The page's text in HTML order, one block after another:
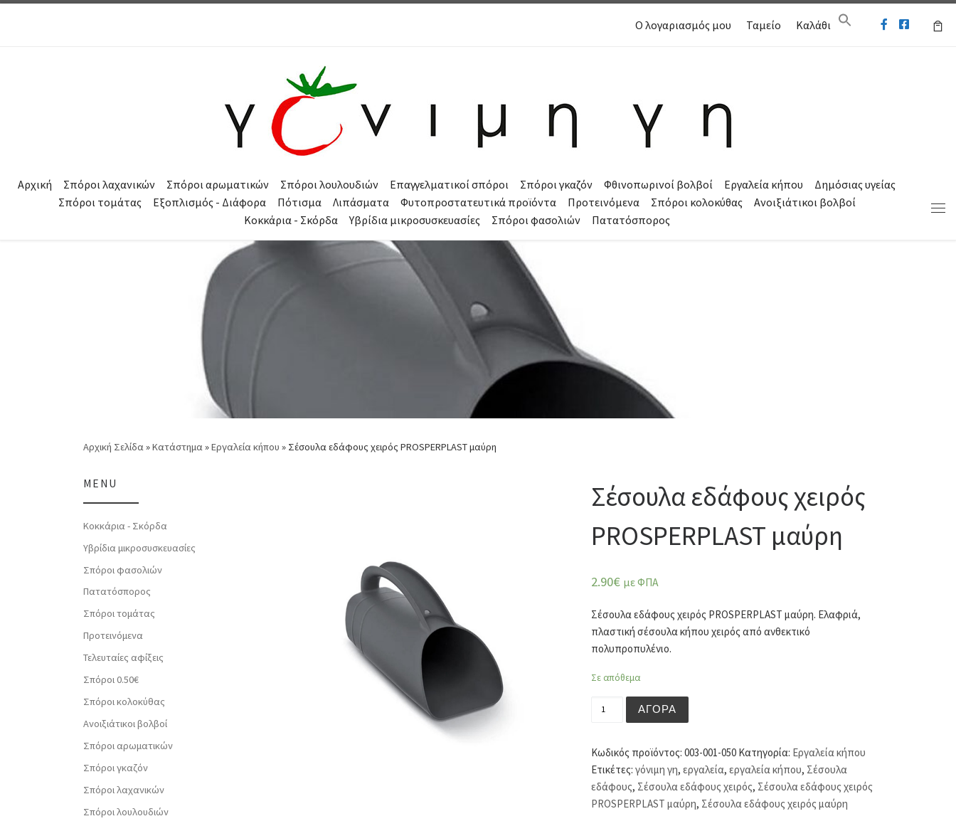
Ο λογαριασμός μου Ταμείο Καλάθι
Αρχική Σπόροι λαχανικών Σπόροι αρωματικών Σπόροι λουλουδιών Επαγγελματικοί σπόροι Σπόροι γκαζόν Φθινοπωρινοί βολβοί Εργαλεία κήπου
Δημόσιας υγείας
Σπόροι τομάτας
Εξοπλισμός - Διάφορα Πότισμα Λιπάσματα Φυτοπροστατευτικά προϊόντα Προτεινόμενα Σπόροι κολοκύθας
Ανοιξιάτικοι βολβοί
Κοκκάρια - Σκόρδα
Υβρίδια μικροσυσκευασίες Σπόροι φασολιών Πατατόσπορος
Αρχική Σελίδα »Κατάστημα »Εργαλεία κήπου » Σέσουλα εδάφους χειρός PROSPERPLAST μαύρη
Σέσουλα εδάφους χειρός
PROSPERPLAST μαύρη
2.90€ με ΦΠΑ
Σέσουλα εδάφους χειρός PROSPERPLAST μαύρη. Ελαφριά,
πλαστική σέσουλα κήπου χειρός από ανθεκτικό
πολυπροπυλένιο.
Σε απόθεμα
Σέσουλα εδάφους χειρός PROSPERPLAST μαύρη ποσότητα
ΑΓΟΡΆ
Κωδικός προϊόντος: 003-001-050 Κατηγορία: Εργαλεία κήπου
Ετικέτες: γόνιμη γη, εργαλεία, εργαλεία κήπου, Σέσουλα
εδάφους, Σέσουλα εδάφους χειρός, Σέσουλα εδάφους χειρός
PROSPERPLAST μαύρη, Σέσουλα εδάφους χειρός μαύρη
MENU
Κοκκάρια - Σκόρδα
Υβρίδια μικροσυσκευασίες
Σπόροι φασολιών
Πατατόσπορος
Σπόροι τομάτας
Προτεινόμενα
Τελευταίες αφίξεις
Σπόροι 0.50€
Σπόροι κολοκύθας
Ανοιξιάτικοι βολβοί
Σπόροι αρωματικών
Σπόροι γκαζόν
Σπόροι λαχανικών
Σπόροι λουλουδιών